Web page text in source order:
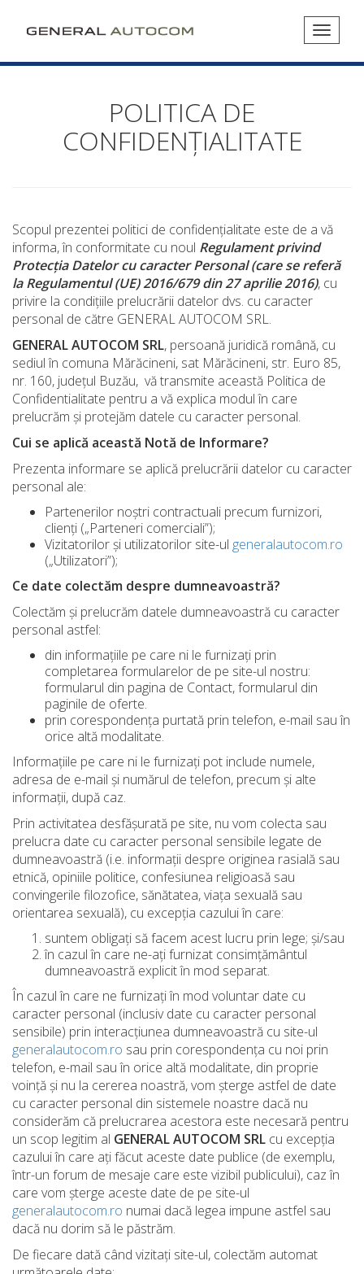
Toggle
POLITICA DE
CONFIDENȚIALITATE
Scopul prezentei politici de confidențialitate este de a vă
informa, în conformitate cu noul Regulament privind
Protecția Datelor cu caracter Personal (care se referă
la Regulamentul (UE) 2016/679 din 27 aprilie 2016), cu
privire la condițiile prelucrării datelor dvs. cu caracter
personal de către GENERAL AUTOCOM SRL.
GENERAL AUTOCOM SRL, persoană juridică română, cu
sediul în comuna Mărăcineni, sat Mărăcineni, str. Euro 85,
nr. 160, județul Buzău, vă transmite această Politica de
Confidentialitate pentru a vă explica modul în care
prelucrăm și protejăm datele cu caracter personal.
Cui se aplică această Notă de Informare?
Prezenta informare se aplică prelucrării datelor cu caracter
personal ale:
Partenerilor noştri contractuali precum furnizori,
clienți („Parteneri comerciali”);
Vizitatorilor și utilizatorilor site-ul generalautocom.ro
(„Utilizatori”);
Ce date colectăm despre dumneavoastră?
Colectăm și prelucrăm datele dumneavoastră cu caracter
personal astfel:
din informațiile pe care ni le furnizați prin
completarea formularelor de pe site-ul nostru:
formularul din pagina de Contact, formularul din
paginile de oferte.
prin corespondența purtată prin telefon, e-mail sau în
orice altă modalitate.
Informațiile pe care ni le furnizați pot include numele,
adresa de e-mail și numărul de telefon, precum și alte
informații, după caz.
Prin activitatea desfășurată pe site, nu vom colecta sau
prelucra date cu caracter personal sensibile legate de
dumneavoastră (i.e. informații despre originea rasială sau
etnică, opiniile politice, confesiunea religioasă sau
convingerile filozofice, sănătatea, viața sexuală sau
orientarea sexuală), cu excepția cazului în care:
suntem obligați să facem acest lucru prin lege; și/sau
în cazul în care ne-ați furnizat consimțământul
dumneavoastră explicit în mod separat.
În cazul în care ne furnizați în mod voluntar date cu
caracter personal (inclusiv date cu caracter personal
sensibile) prin interacțiunea dumneavoastră cu site-ul
generalautocom.ro sau prin corespondența cu noi prin
telefon, e-mail sau în orice altă modalitate, din proprie
voință și nu la cererea noastră, vom șterge astfel de date
cu caracter personal din sistemele noastre dacă nu
considerăm că prelucrarea acestora este necesară pentru
un scop legitim al GENERAL AUTOCOM SRL cu excepția
cazului în care ați făcut aceste date publice (de exemplu,
într-un forum de mesaje care este vizibil publicului), caz în
care vom șterge aceste date de pe site-ul
generalautocom.ro numai dacă legea impune astfel sau
dacă nu dorim să le păstrăm.
De fiecare dată când vizitați site-ul, colectăm automat